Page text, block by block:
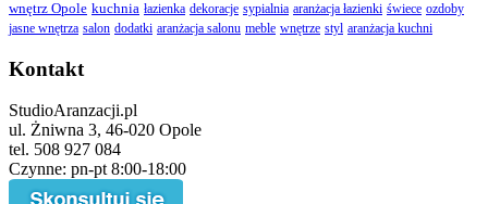
wnętrz Opole kuchnia łazienka dekoracje sypialnia aranżacja łazienki świece ozdoby
jasne wnętrza salon dodatki aranżacja salonu meble wnętrze styl aranżacja kuchni
Kontakt
StudioAranzacji.pl
ul. Żniwna 3, 46-020 Opole
tel. 508 927 084
Czynne: pn-pt 8:00-18:00